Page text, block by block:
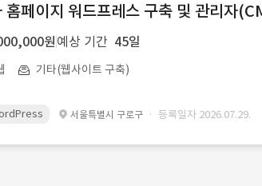
홈페이지 워드프레스 구축 및 관리자
원 예상 기간 45일
기타(웹사이트 구축)
서울특별시 구로구 · 등록일자 2026.07.29.